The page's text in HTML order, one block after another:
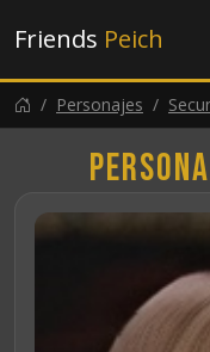
Friends Peich
Personajes